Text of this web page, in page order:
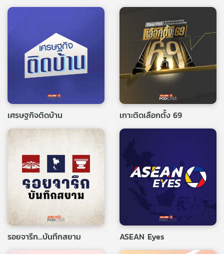
เศรษฐกิจติดบ้าน เกาะติดเลือกตั้ง 69
รอยจารึก...บันทึกสยาม ASEAN Eyes